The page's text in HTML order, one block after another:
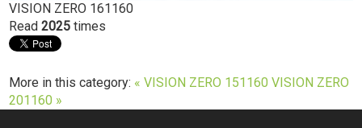
VISION ZERO 161160
Read2025 times
More in this category: « VISION ZERO 151160 VISION ZERO
201160 »